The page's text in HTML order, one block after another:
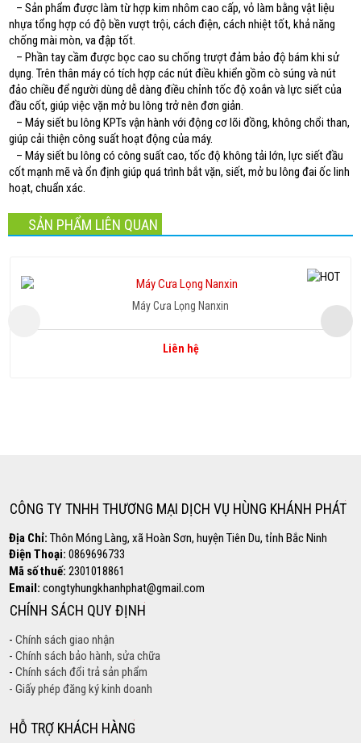
– Sản phẩm được làm từ hợp kim nhôm cao cấp, vỏ làm bằng vật liệu
nhựa tổng hợp có độ bền vượt trội, cách điện, cách nhiệt tốt, khả năng
chống mài mòn, va đập tốt.
– Phần tay cầm được bọc cao su chống trượt đảm bảo độ bám khi sử
dụng. Trên thân máy có tích hợp các nút điều khiển gồm cò súng và nút
đảo chiều để người dùng dễ dàng điều chỉnh tốc độ xoắn và lực siết của
đầu cốt, giúp việc vặn mở bu lông trở nên đơn giản.
– Máy siết bu lông KPTs vận hành với động cơ lõi đồng, không chổi than,
giúp cải thiện công suất hoạt động của máy.
– Máy siết bu lông có công suất cao, tốc độ không tải lớn, lực siết đầu
cốt mạnh mẽ và ổn định giúp quá trình bắt vặn, siết, mở bu lông đai ốc linh
hoạt, chuẩn xác.
SẢN PHẨM LIÊN QUAN
Máy Cưa Lọng Nanxin
Liên hệ
CÔNG TY TNHH THƯƠNG MẠI DỊCH VỤ HÙNG KHÁNH PHÁT
Địa Chỉ: Thôn Móng Làng, xã Hoàn Sơn, huyện Tiên Du, tỉnh Bắc Ninh
Điện Thoại: 0869696733
Mã số thuế: 2301018861
Email: congtyhungkhanhphat@gmail.com
CHÍNH SÁCH QUY ĐỊNH
- Chính sách giao nhận
- Chính sách bảo hành, sửa chữa
- Chính sách đổi trả sản phẩm
- Giấy phép đăng ký kinh doanh
HỖ TRỢ KHÁCH HÀNG